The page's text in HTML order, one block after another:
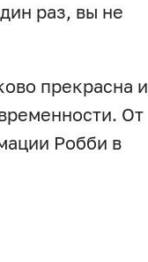
раз, вы не
прекрасна и
От
Робби в